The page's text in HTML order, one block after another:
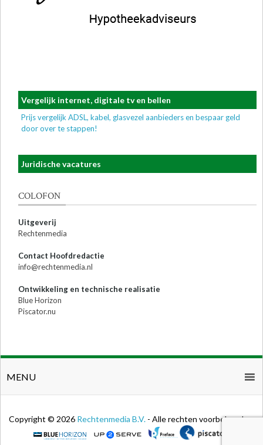
Vergelijk internet, digitale tv en bellen
Prijs vergelijk ADSL, kabel, glasvezel aanbieders en bespaar geld
door over te stappen!
Juridische vacatures
COLOFON
Uitgeverij
Rechtenmedia
Contact Hoofdredactie
info@rechtenmedia.nl
Ontwikkeling en technische realisatie
Blue Horizon
Piscator.nu
MENU
Copyright © 2026 Rechtenmedia B.V. - Alle rechten voorbehouden.